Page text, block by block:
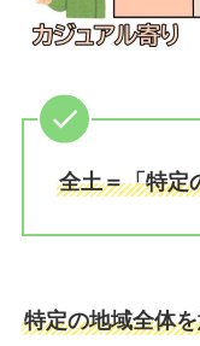
全土＝「特定
特定の地域全体